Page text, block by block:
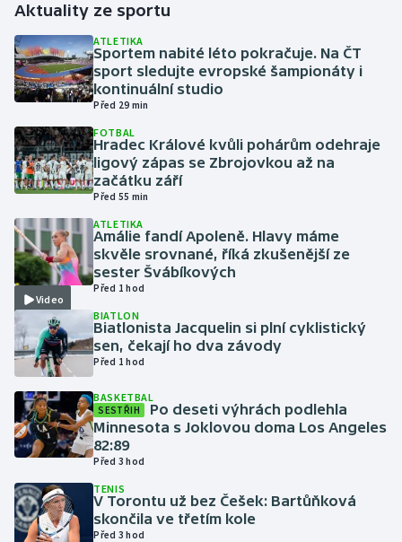
Gymnastika
Házená
Jezdectví
Judo
Krasobruslení
Lezení
Lyže a snowboard
Moderní pětiboj
Motorsport
Olympijské hry
Parasport
Plavání
Plážový volejbal
Aktuality ze sportu
ATLETIKA
Sportem nabité léto pokračuje. Na ČT
sport sledujte evropské šampionáty i
kontinuální studio
Před 29 min
FOTBAL
Hradec Králové kvůli pohárům odehraje
ligový zápas se Zbrojovkou až na
začátku září
Před 55 min
Video
ATLETIKA
Amálie fandí Apoleně. Hlavy máme
skvěle srovnané, říká zkušenější ze
sester Švábíkových
Před 1 hod
BIATLON
Biatlonista Jacquelin si plní cyklistický
sen, čekají ho dva závody
Před 1 hod
BASKETBAL
SESTŘIH
Po deseti výhrách podlehla
Minnesota s Joklovou doma Los Angeles
82:89
Před 3 hod
TENIS
V Torontu už bez Češek: Bartůňková
skončila ve třetím kole
Před 3 hod